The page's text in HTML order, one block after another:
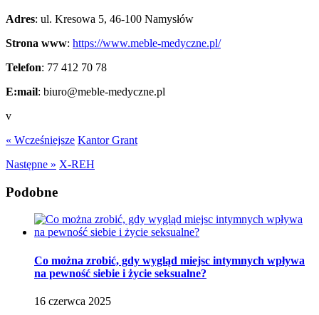
Adres: ul. Kresowa 5, 46-100 Namysłów
Strona www: https://www.meble-medyczne.pl/
Telefon: 77 412 70 78
E:mail: biuro@meble-medyczne.pl
v
« Wcześniejsze Kantor Grant
Następne » X-REH
Podobne
Co można zrobić, gdy wygląd miejsc intymnych wpływa
na pewność siebie i życie seksualne?
16 czerwca 2025